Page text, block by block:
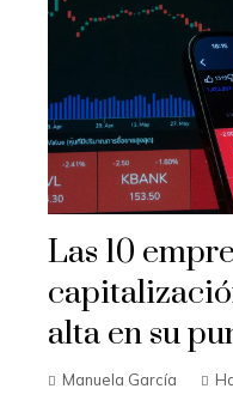
Las 10
alta en su
Manuela García